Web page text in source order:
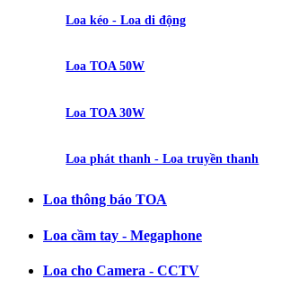
Loa kéo - Loa di động
Loa TOA 50W
Loa TOA 30W
Loa phát thanh - Loa truyền thanh
Loa thông báo TOA
Loa cầm tay - Megaphone
Loa cho Camera - CCTV